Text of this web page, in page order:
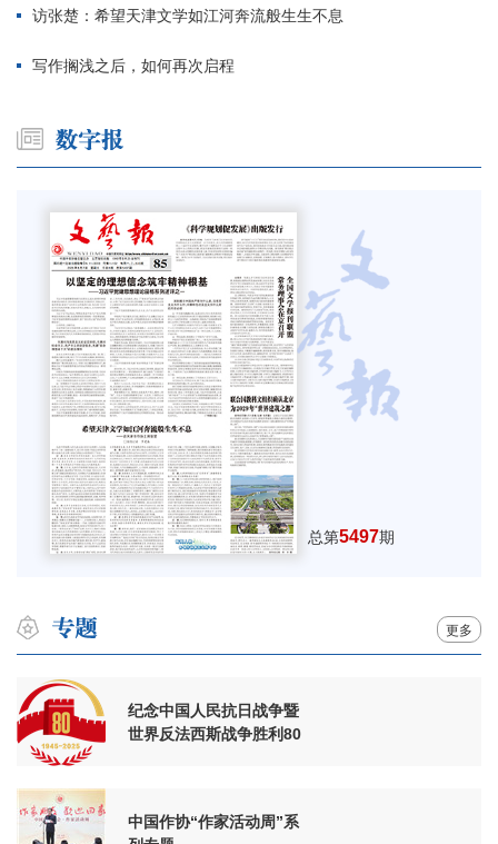
访张楚：希望天津文学如江河奔流般生生不息
写作搁浅之后，如何再次启程
总第5497期
更多
纪念中国人民抗日战争暨
世界反法西斯战争胜利80
中国作协“作家活动周”系